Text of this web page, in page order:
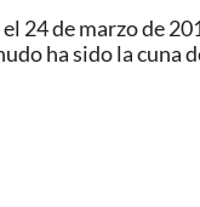
24 de marzo de
ha sido la